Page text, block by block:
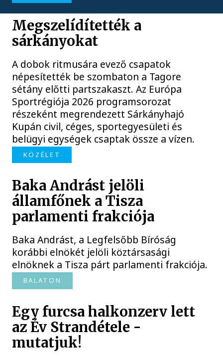
Megszelídítették a
sárkányokat
A dobok ritmusára evező csapatok
népesítették be szombaton a Tagore
sétány előtti partszakaszt. Az Európa
Sportrégiója 2026 programsorozat
részeként megrendezett Sárkányhajó
Kupán civil, céges, sportegyesületi és
belügyi egységek csaptak össze a vízen.
KÖZÉLET
Baka Andrást jelöli
államfőnek a Tisza
parlamenti frakciója
Baka Andrást, a Legfelsőbb Bíróság
korábbi elnökét jelöli köztársasági
elnöknek a Tisza párt parlamenti frakciója.
BALATON
Egy furcsa halkonzerv lett
az Év Strandétele -
mutatjuk!